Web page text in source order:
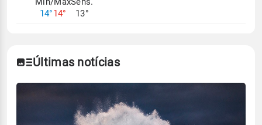
14°14°
13°
Últimas notícias